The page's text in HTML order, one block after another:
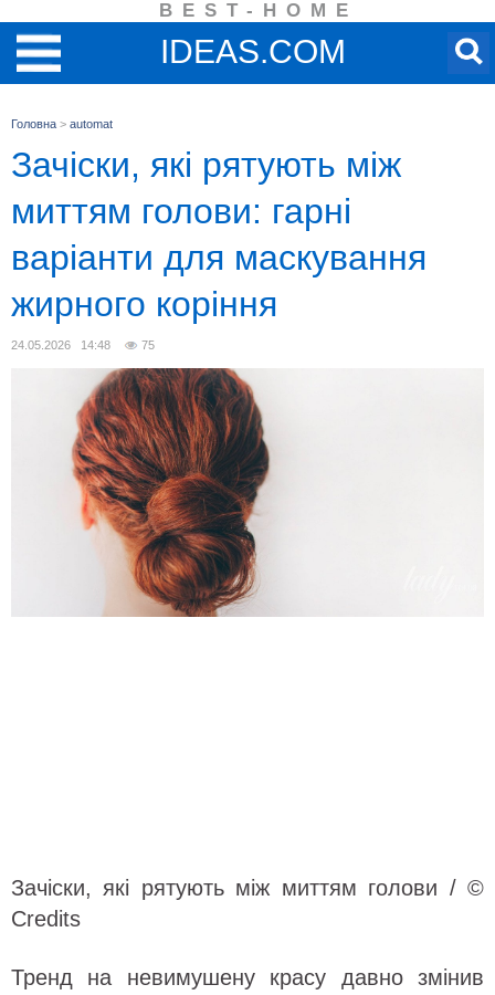
BEST-HOME
IDEAS.COM
Головна > automat
Зачіски, які рятують між
миттям голови: гарні
варіанти для маскування
жирного коріння
24.05.2026 14:48 75
Зачіски, які рятують між миттям голови / ©
Credits
Тренд на невимушену красу давно змінив